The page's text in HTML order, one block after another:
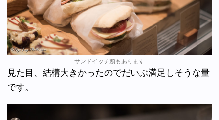
サンドイッチ類もあります
見た目、結構大きかったのでだいぶ満足しそうな量
です。